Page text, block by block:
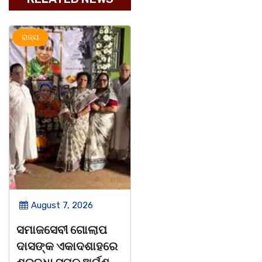
ରାଜ୍ୟ ସୃଜନୀ
August 7, 2026
ନାଚୁଣୀ ମହାବିଦ୍ୟାଳୟର
୪୬ତମ ପ୍ରତିଷ୍ଠା